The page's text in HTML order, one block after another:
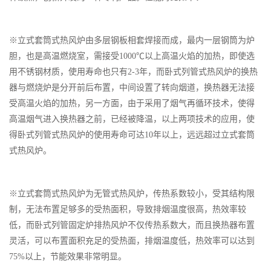
※立式套筒式热风炉由多层钢板相套焊接而成，最内一层钢筒为炉
胆，也是高温燃烧室，需接受1000℃以上高温火焰的加热，即使选
用不锈钢材质，使用寿命也只有2-3年，而卧式列管式热风炉的换热
器与燃烧炉是分开前后布置，中间设置了转向烟道，换热器无法接
受高温火焰的加热，另一方面，由于采用了烟气再循环技术，使得
高温烟气进入换热器之前，已经被降温，以上两项技术的应用，使
得卧式列管式热风炉的使用寿命可达10年以上，远远超过立式套筒
式热风炉。
※立式套筒式热风炉为无管式热风炉，传热系数较小，受其结构限
制，无法布置足够多的受热面积，导致排烟温度很高，热效率较
低，而卧式列管固定炉排热风炉不仅传热系数大，而且换热器布置
灵活，可以布置面积充足的受热面，排烟温度低，热效率可以达到
75%以上，节能效果非常明显。